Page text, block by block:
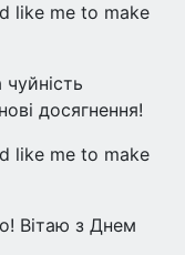
like me to make
досягнення!
like me to make
Вітаю з Днем